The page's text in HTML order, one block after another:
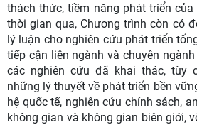
thách thức, tiềm năng phát triển
thời gian qua, Chương trình còn có
lý luận cho nghiên cứu phát triển
tiếp cận liên ngành và chuyên
các nghiên cứu đã khai thác, tùy
những lý thuyết về phát triển bền
hệ quốc tế, nghiên cứu chính sách,
không gian và không gian biên giới,